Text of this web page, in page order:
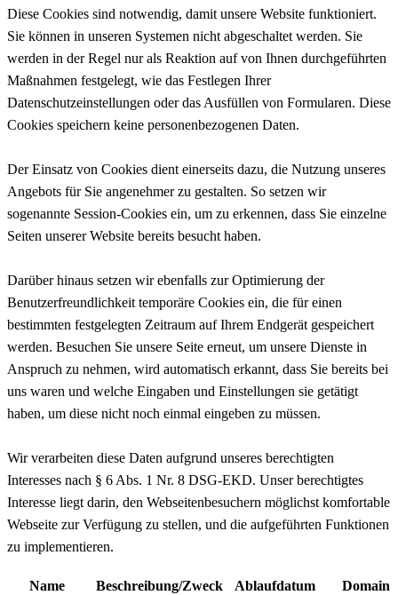
Diese Cookies sind notwendig, damit unsere Website funktioniert.
Sie können in unseren Systemen nicht abgeschaltet werden. Sie
werden in der Regel nur als Reaktion auf von Ihnen durchgeführten
Maßnahmen festgelegt, wie das Festlegen Ihrer
Datenschutzeinstellungen oder das Ausfüllen von Formularen. Diese
Cookies speichern keine personenbezogenen Daten.
Der Einsatz von Cookies dient einerseits dazu, die Nutzung unseres
Angebots für Sie angenehmer zu gestalten. So setzen wir
sogenannte Session-Cookies ein, um zu erkennen, dass Sie einzelne
Seiten unserer Website bereits besucht haben.
Darüber hinaus setzen wir ebenfalls zur Optimierung der
Benutzerfreundlichkeit temporäre Cookies ein, die für einen
bestimmten festgelegten Zeitraum auf Ihrem Endgerät gespeichert
werden. Besuchen Sie unsere Seite erneut, um unsere Dienste in
Anspruch zu nehmen, wird automatisch erkannt, dass Sie bereits bei
uns waren und welche Eingaben und Einstellungen sie getätigt
haben, um diese nicht noch einmal eingeben zu müssen.
Wir verarbeiten diese Daten aufgrund unseres berechtigten
Interesses nach § 6 Abs. 1 Nr. 8 DSG-EKD. Unser berechtigtes
Interesse liegt darin, den Webseitenbesuchern möglichst komfortable
Webseite zur Verfügung zu stellen, und die aufgeführten Funktionen
zu implementieren.
Name Beschreibung/Zweck Ablaufdatum Domain